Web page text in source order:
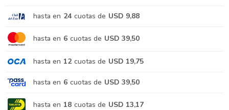
hasta en 24 cuotas de USD 9,88
hasta en 6 cuotas de USD 39,50
hasta en 12 cuotas de USD 19,75
hasta en 6 cuotas de USD 39,50
hasta en 18 cuotas de USD 13,17